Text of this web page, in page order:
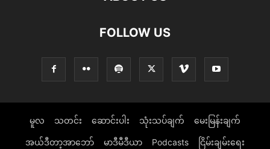
FOLLOW US
မူလ သတင်း ဆောင်းပါး သုံးသပ်ချက် မေးမြန်းချက်
အယ်ဒီတာ့အာဘော် မာဒီမီဒီယာ Podcasts ငြိမ်းချမ်းရေး